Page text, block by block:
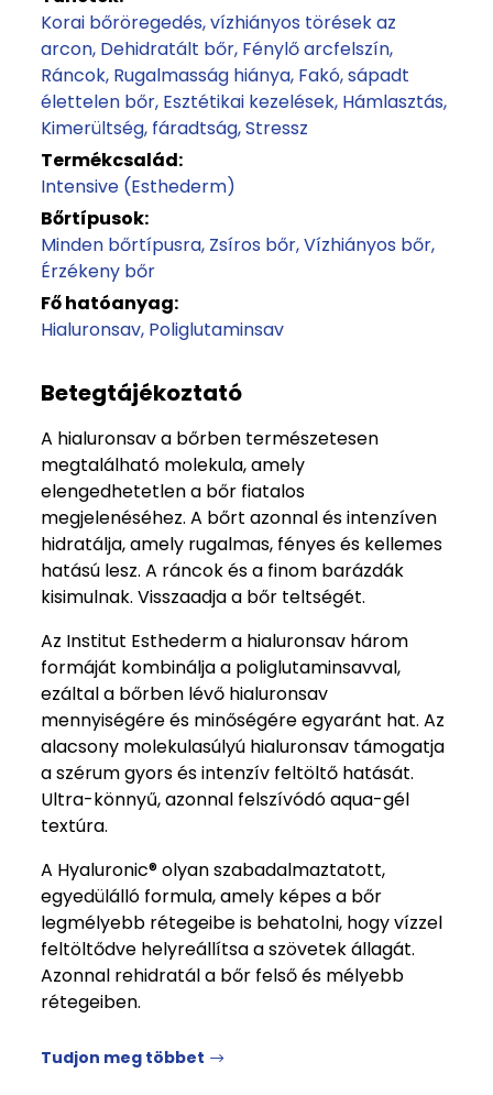
Korai bőröregedés, vízhiányos törések az
arcon Dehidratált bőr Fénylő arcfelszín
Ráncok Rugalmasság hiánya Fakó, sápadt
élettelen bőr Esztétikai kezelések Hámlasztás
Kimerültség, fáradtság Stressz
Termékcsalád:
Intensive (Esthederm)
Bőrtípusok:
Minden bőrtípusra Zsíros bőr Vízhiányos bőr
Érzékeny bőr
Fő hatóanyag:
Hialuronsav Poliglutaminsav
Betegtájékoztató
A hialuronsav a bőrben természetesen
megtalálható molekula, amely
elengedhetetlen a bőr fiatalos
megjelenéséhez. A bőrt azonnal és intenzíven
hidratálja, amely rugalmas, fényes és kellemes
hatású lesz. A ráncok és a finom barázdák
kisimulnak. Visszaadja a bőr teltségét.
Az Institut Esthederm a hialuronsav három
formáját kombinálja a poliglutaminsavval,
ezáltal a bőrben lévő hialuronsav
mennyiségére és minőségére egyaránt hat. Az
alacsony molekulasúlyú hialuronsav támogatja
a szérum gyors és intenzív feltöltő hatását.
Ultra-könnyű, azonnal felszívódó aqua-gél
textúra.
A Hyaluronic® olyan szabadalmaztatott,
egyedülálló formula, amely képes a bőr
legmélyebb rétegeibe is behatolni, hogy vízzel
feltöltődve helyreállítsa a szövetek állagát.
Azonnal rehidratál a bőr felső és mélyebb
rétegeiben.
Tudjon meg többet